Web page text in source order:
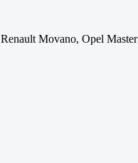
Renault Movano, Opel Master